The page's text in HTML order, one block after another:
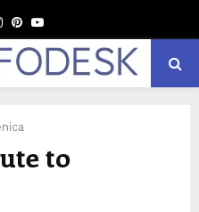
Instagram
Pinterest
Youtube
to